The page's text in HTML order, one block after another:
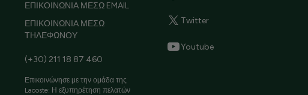
ΕΠΙΚΟΙΝΩΝΙΑ ΜΕΣΩ EMAIL
ΕΠΙΚΟΙΝΩΝΙΑ ΜΕΣΩ
ΤΗΛΕΦΩΝΟΥ
(+30) 211 18 87 460
Επικοινώνησε με την ομάδα της
Lacoste: Η εξυπηρέτηση πελατών
Twitter
Youtube